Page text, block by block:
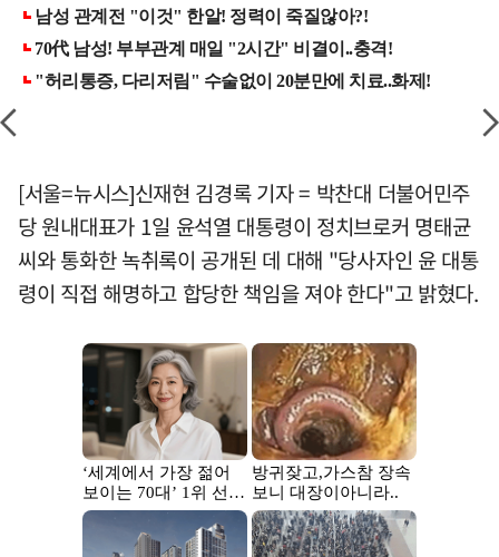
[서울=뉴시스]신재현 김경록 기자 = 박찬대 더불어민주
당 원내대표가 1일 윤석열 대통령이 정치브로커 명태균
씨와 통화한 녹취록이 공개된 데 대해 "당사자인 윤 대통
령이 직접 해명하고 합당한 책임을 져야 한다"고 밝혔다.